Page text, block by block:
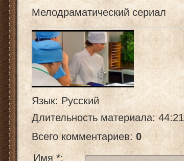
Мелодраматический сериал
Язык: Русский
Длительность материала: 44:21
Всего комментариев: 0
Имя *: